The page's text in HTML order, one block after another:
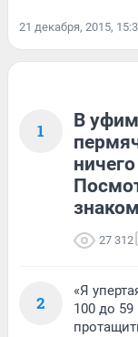
21 декабря, 2015,
1
В
27 312
2
«Я
100 до